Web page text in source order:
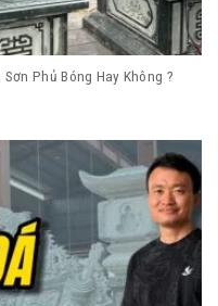
Phủ Bóng Hay Không ?